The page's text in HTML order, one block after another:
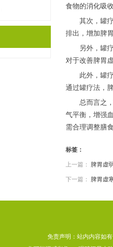
食物的消化吸
其次，罐疗
排出，增加脾
另外，罐疗
对于改善脾胃
此外，罐疗
通过罐疗法，
总而言之，
气平衡，增强
需合理调整膳
标签：
上一篇： 脾胃虚
下一篇： 脾胃虚
免责声明：站内内容如